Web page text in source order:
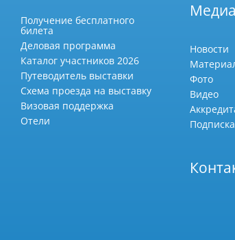
Получение бесплатного
билета
Деловая программа
Каталог участников 2026
Путеводитель выставки
Схема проезда на выставку
Визовая поддержка
Отели
Медиа
Новости
Фото
Видео